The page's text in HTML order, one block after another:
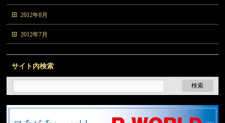
2012年8月
2012年7月
サイト内検索